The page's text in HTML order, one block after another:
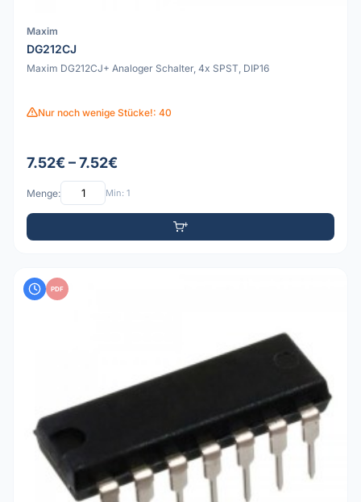
Maxim
DG212CJ
Maxim DG212CJ+ Analoger Schalter, 4x SPST, DIP16
Nur noch wenige Stücke!: 40
7.52€ – 7.52€
Menge: Min: 1
PDF